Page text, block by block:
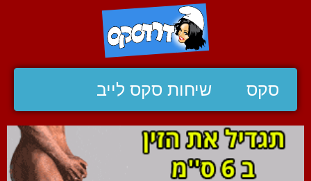
סקס שיחות סקס לייב